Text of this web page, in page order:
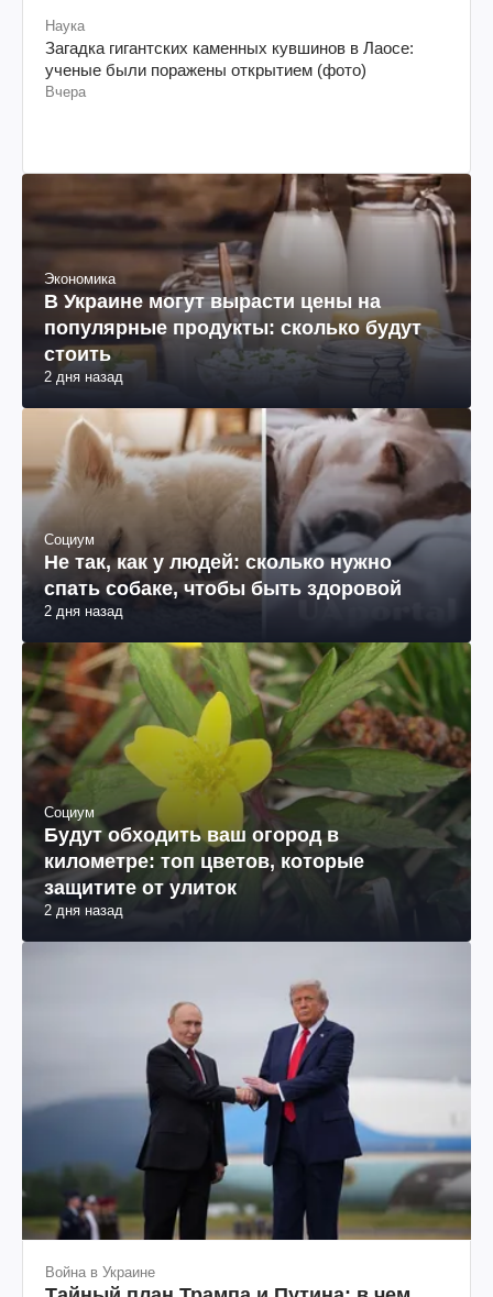
Наука
Загадка гигантских каменных кувшинов в Лаосе:
ученые были поражены открытием (фото)
Вчера
Экономика
В Украине могут вырасти цены на
популярные продукты: сколько будут
стоить
2 дня назад
Социум
Не так, как у людей: сколько нужно
спать собаке, чтобы быть здоровой
2 дня назад
Социум
Будут обходить ваш огород в
километре: топ цветов, которые
защитите от улиток
2 дня назад
Война в Украине